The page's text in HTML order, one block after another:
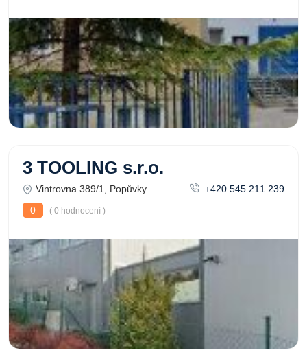
3 TOOLING s.r.o.
Vintrovna 389/1, Popůvky
+420 545 211 239
0
( 0 hodnocení )